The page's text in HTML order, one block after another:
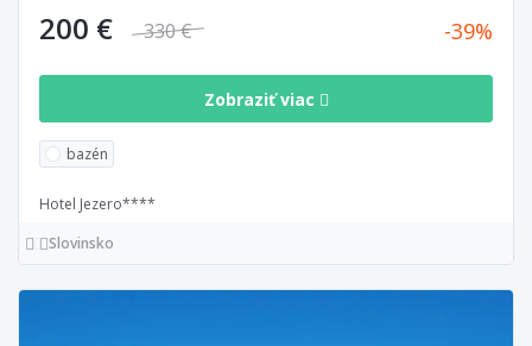
200 € 330 € 39
Zobraziť viac
bazén
Hotel Jezero****
Slovinsko